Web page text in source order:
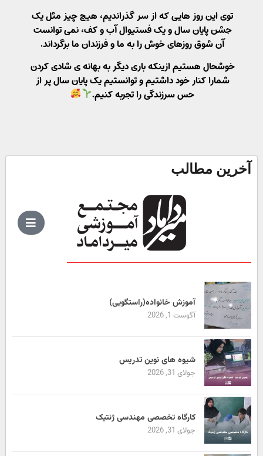
توی این روز هایی که از سر گذراندیم، هیچ چیز مثل یک
جشن پایان سال و یک فستیوال آب و کف، نمی توانست
آن شوق روزهای خوش را به ما و فرزندان ما برگرداند.
خوشحال هستیم ازینکه باری دیگر به بهانه ی شادی کردن
شمارا کنار خود داشتیم و توانستیم یک پایان سال پر از
حس سرزندگی را تجربه کنیم.
آخرین مطالب
آموزش خانواده(راستگویی)
آگوست 1, 2026
شیوه های نوین تدریس
جولای 31, 2026
کارگاه تخصصی مهندسی ژنتیک
جولای 31, 2026